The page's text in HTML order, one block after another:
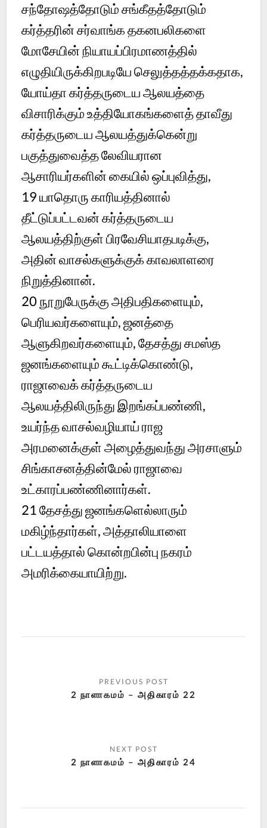
சந்தோஷத்தோடும் சங்கீதத்தோடும்
கர்த்தரின் சர்வாங்க தகனபலிகளை
மோசேயின் நியாயப்பிரமாணத்தில்
எழுதியிருக்கிறபடியே செலுத்தத்தக்கதாக,
யோய்தா கர்த்தருடைய ஆலயத்தை
விசாரிக்கும் உத்தியோகங்களைத் தாவீது
கர்த்தருடைய ஆலயத்துக்கென்று
பகுத்துவைத்த லேவியரான
ஆசாரியர்களின் கையில் ஒப்புவித்து,
19யாதொரு காரியத்தினால்
தீட்டுப்பட்டவன் கர்த்தருடைய
ஆலயத்திற்குள் பிரவேசியாதபடிக்கு,
அதின் வாசல்களுக்குக் காவலாளரை
நிறுத்தினான்.
20 நூறுபேருக்கு அதிபதிகளையும்,
பெரியவர்களையும், ஜனத்தை
ஆளுகிறவர்களையும், தேசத்து சமஸ்த
ஜனங்களையும் கூட்டிக்கொண்டு,
ராஜாவைக் கர்த்தருடைய
ஆலயத்திலிருந்து இறங்கப்பண்ணி,
உயர்ந்த வாசல்வழியாய் ராஜ
அரமனைக்குள் அழைத்துவந்து அரசாளும்
சிங்காசனத்தின்மேல் ராஜாவை
உட்காரப்பண்ணினார்கள்.
21தேசத்து ஜனங்களெல்லாரும்
மகிழ்ந்தார்கள், அத்தாலியாளை
பட்டயத்தால் கொன்றபின்பு நகரம்
அமரிக்கையாயிற்று.
2 நாளாகமம் – அதிகாரம் 22
2 நாளாகமம் – அதிகாரம் 24